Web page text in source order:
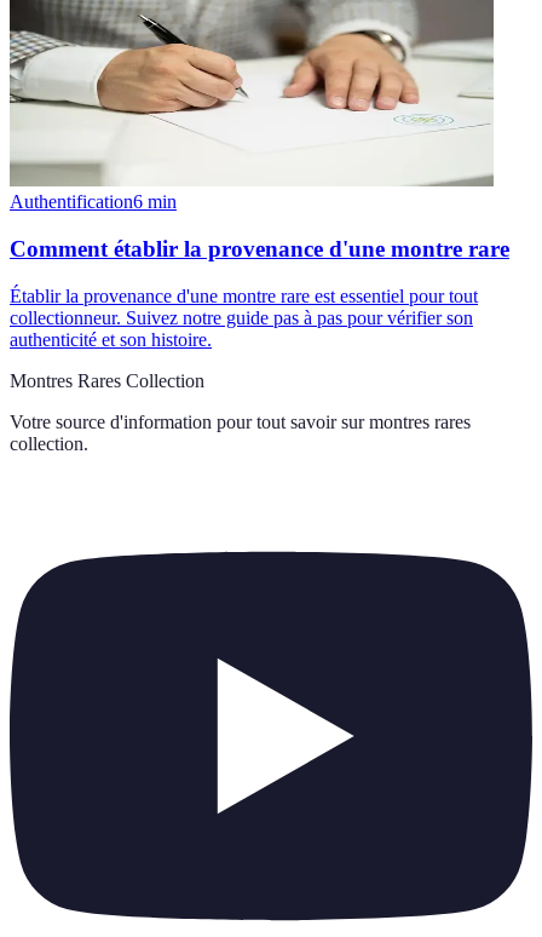
Authentification6 min
Comment établir la provenance d'une montre rare
Établir la provenance d'une montre rare est essentiel pour tout
collectionneur. Suivez notre guide pas à pas pour vérifier son
authenticité et son histoire.
Montres Rares Collection
Votre source d'information pour tout savoir sur montres rares
collection.